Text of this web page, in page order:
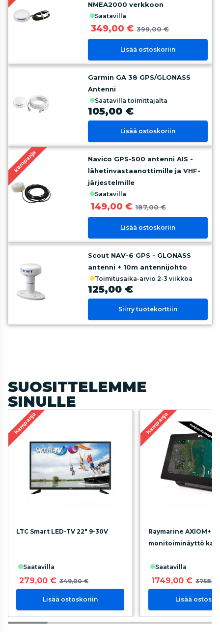
NMEA2000 verkkoon
saatavilla
349,00 € 399,00 €
Lisää ostoskoriin
Garmin GA 38 GPS/GLONASS
Antenni
saatavilla toimittajalta
105,00 €
Lisää ostoskoriin
Kampanja
Navico GPS-500 antenni AIS -
lähetinvastaanottimille ja VHF-
järjestelmille
saatavilla
149,00 € 187,00 €
Lisää ostoskoriin
Scout NAV-6 GPS - GLONASS
antenni + 10m antennijohto
toimitusaika-arvio 2-3 viikkoa
125,00 €
Siirry tuotekorttiin
SUOSITTELEMME
SINULLE
Kampanja
LTC Smart LED-TV 22" 9-30V
saatavilla
279,00 € 349,00 €
Lisää ostoskoriin
Kampanja
Raymarine AXIOM+ 12
monitoiminäyttö
saatavilla
1749,00 €
Lisää